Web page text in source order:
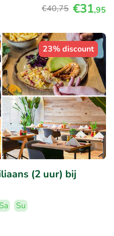
€40,75 €31,95
23% discount
(2 uur) bij
Sa
Su